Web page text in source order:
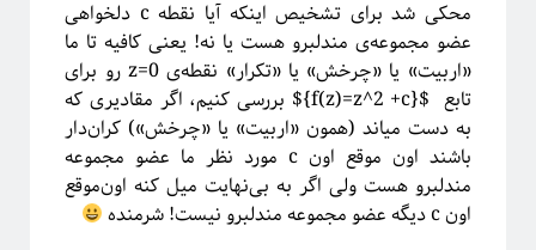
محکی شد برای تشخیص اینکه آیا نقطه c دلخواهی
عضو مجموعه‌ی مندلبرو هست یا نه! یعنی کافیه تا ما
«اربیت» یا «چرخش» یا «تکرار» نقطه‌ی z=0 رو برای
تابع ${f(z)=z^2 +c}$ بررسی کنیم، اگر مقادیری که
به دست میاند (همون «اربیت» یا «چرخش») کران‌دار
باشند اون موقع اون c مورد نظر ما عضو مجموعه
مندلبرو هست ولی اگر به بی‌نهایت میل کنه اون‌موقع
اون c دیگه عضو مجموعه مندلبرو نیست! شرمنده